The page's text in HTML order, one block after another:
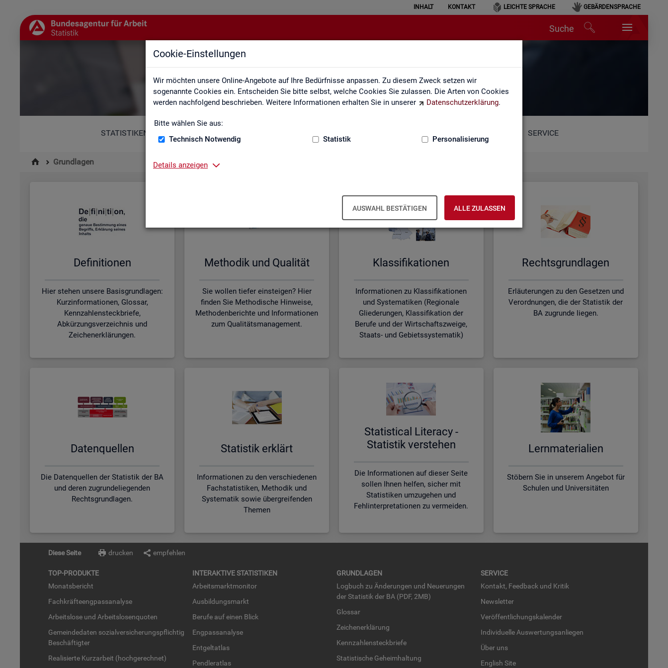
Cookie-Einstellungen
Wir möchten unsere Online-Angebote auf Ihre Bedürfnisse anpassen. Zu diesem Zweck setzen wir
sogenannte Cookies ein. Entscheiden Sie bitte selbst, welche Cookies Sie zulassen. Die Arten von Cookies
werden nachfolgend beschrieben. Weitere Informationen erhalten Sie in unserer
Datenschutzerklärung.
Bitte wählen Sie aus:
Technisch Notwendig
Statistik Personalisierung
Details anzeigen
AUSWAHL BESTÄTIGEN ALLE ZULASSEN
INHALT KONTAKT LEICHTE SPRACHE GEBÄRDENSPRACHE
Suche
Grundlagen
STATISTIKEN SERVICE
Grundlagen
De­fi­ni­tio­nen
Hier stehen unsere Basisgrundlagen:
Kurzinformationen, Glossar,
Kennzahlensteckbriefe,
Abkürzungsverzeichnis und
Zeichenerklärungen.
Me­tho­dik und Qua­li­tät
Sie wollen tiefer einsteigen? Hier
finden Sie Methodische Hinweise,
Methodenberichte und Informationen
zum Qualitätsmanagement.
Klas­si­fi­ka­tio­nen
Informationen zu Klassifikationen
und Systematiken (Regionale
Gliederungen, Klassifikation der
Berufe und der Wirtschaftszweige,
Staats- und Gebietssystematik)
Rechts­grund­la­gen
Erläuterungen zu den Gesetzen und
Verordnungen, die der Statistik der
BA zugrunde liegen.
Da­ten­quel­len
Die Datenquellen der Statistik der BA
und deren zugrundeliegenden
Rechtsgrundlagen.
Sta­tis­tik er­klärt
Informationen zu den verschiedenen
Fachstatistiken, Methodik und
Systematik sowie übergreifenden
Themen
Sta­ti­s­ti­cal Li­te­r­acy -
Sta­tis­tik ver­ste­hen
Die Informationen auf dieser Seite
sollen Ihnen helfen, sicher mit
Statistiken umzugehen und
Fehlinterpretationen zu vermeiden.
Lern­ma­te­ria­li­en
Stöbern Sie in unserem Angebot für
Schulen und Universitäten
Diese Seite drucken empfehlen
TOP-PRO­DUK­TE
Mo­nats­be­richt
Fach­kräf­te­eng­pass­ana­ly­se
Ar­beits­lo­se und Ar­beits­lo­sen­quo­ten
Ge­mein­de­da­ten so­zi­al­ver­si­che­rungs­pflich­tig
Be­schäf­tig­ter
Rea­li­sier­te Kurz­ar­beit (hoch­ge­rech­net)
IN­TER­AK­TI­VE STA­TIS­TI­KEN
Ar­beits­markt­mo­ni­tor
Aus­bil­dungs­markt
Be­ru­fe auf einen Blick
Eng­pass­ana­ly­se
Ent­gel­t­at­las
Pend­ler­at­las
GRUND­LA­GEN
Log­buch zu Än­de­run­gen und Neue­run­gen
der Sta­tis­tik der BA (PDF, 2MB)
Glos­sar
Zei­chen­er­klä­rung
Kenn­zah­len­steck­brie­fe
Sta­tis­ti­sche Ge­heim­hal­tung
SER­VICE
Kon­takt, Feed­back und Kri­tik
News­let­ter
Ver­öf­fent­li­chungs­ka­len­der
In­di­vi­du­el­le Aus­wer­tungs­an­lie­gen
Über uns
English Site